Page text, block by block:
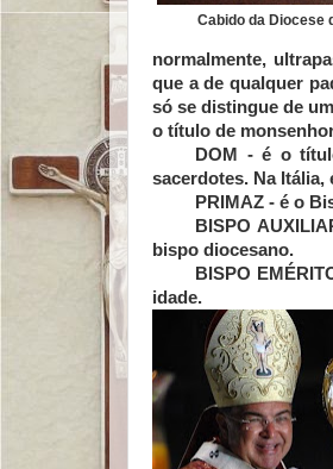
Cabido da Diocese
normalmente,
que a de qualquer
só se distingue de
o título de
DOM -é o
sacerdotes. Na
PRIMAZ - é o
BISPO
bispo diocesano.
BISPO
idade.